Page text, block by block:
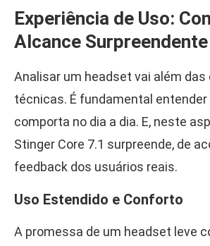
Experiência de Uso:
Alcance Surpreendente
Analisar um headset vai além
técnicas. É fundamental entender
comporta no dia a dia. E, neste
Stinger Core 7.1 surpreende, de
feedback dos usuários reais.
Uso Estendido e Conforto
A promessa de um headset leve